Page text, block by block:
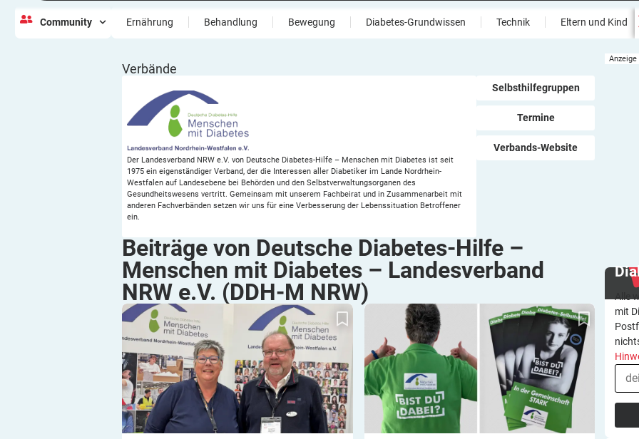
Community Ernährung Behandlung Bewegung Diabetes-Grundwissen Technik Eltern und Kind
Verbände
Der Landesverband NRW e.V. von Deutsche Diabetes-Hilfe – Menschen mit Diabetes ist seit
1975 ein eigenständiger Verband, der die Interessen aller Diabetiker im Lande Nordrhein-
Westfalen auf Landesebene bei Behörden und den Selbstverwaltungsorganen des
Gesundheitswesens vertritt. Gemeinsam mit unserem Fachbeirat und in Zusammenarbeit mit
anderen Fachverbänden setzen wir uns für eine Verbesserung der Lebenssituation Betroffener
ein.
Selbsthilfegruppen
Termine
Verbands-Website
Beiträge von Deutsche Diabetes-Hilfe –
Menschen mit Diabetes – Landesverband
NRW e.V. (DDH-M NRW)
Aktiv dabei: DDH-M NRW auf dem Düsseldorfer
Diabetestag 2026
Diabetes-Selbsthilfe 2026: Der Anker aus
Erfahrungswissen in einer digitalen Welt
Alle
mit